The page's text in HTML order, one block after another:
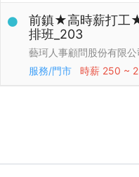
前鎮★高時薪打工
排班_203
藝珂人事顧問股份有限公
服務/門市
時薪 250 ~